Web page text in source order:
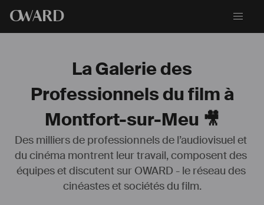
OWARD
La Galerie des
Professionnels du film à
Montfort-sur-Meu 🎥
Des milliers de professionnels de l’audiovisuel et
du cinéma montrent leur travail, composent des
équipes et discutent sur OWARD - le réseau des
cinéastes et sociétés du film.